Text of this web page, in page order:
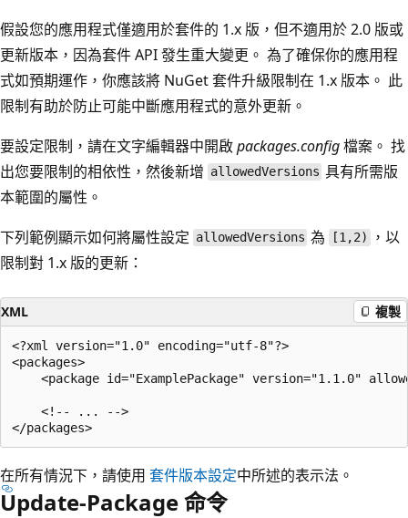
假設您的應用程式僅適用於套件的 1.x 版，但不適用於 2.0 版或
更新版本，因為套件 API 發生重大變更。 為了確保你的應用程
式如預期運作，你應該將 NuGet 套件升級限制在 1.x 版本。 此
限制有助於防止可能中斷應用程式的意外更新。
要設定限制，請在文字編輯器中開啟packages.config檔案。 找
出您要限制的相依性，然後新增 allowedVersions 具有所需版
本範圍的屬性。
下列範例顯示如何將屬性設定 allowedVersions 為 [1,2) ，以
限制對 1.x 版的更新：
XML 複製
<?xml version="1.0" encoding="utf-8"?>
<packages>
<package id="ExamplePackage" version="1.1.0"
    <!-- ... -->
在所有情況下，請使用 套件版本設定中所述的表示法。
Update-Package 命令